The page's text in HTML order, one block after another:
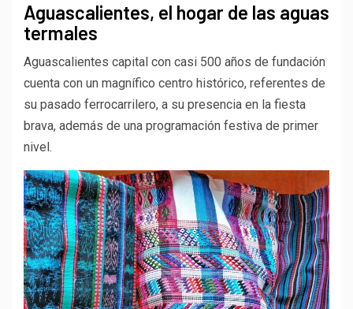
Aguascalientes, el hogar de las aguas
termales
Aguascalientes capital con casi 500 años de fundación
cuenta con un magnífico centro histórico, referentes de
su pasado ferrocarrilero, a su presencia en la fiesta
brava, además de una programación festiva de primer
nivel.